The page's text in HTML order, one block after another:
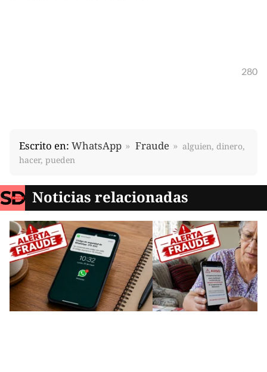
280
Escrito en: WhatsApp Fraude
alguien, dinero,
hacer, pueden
Noticias relacionadas